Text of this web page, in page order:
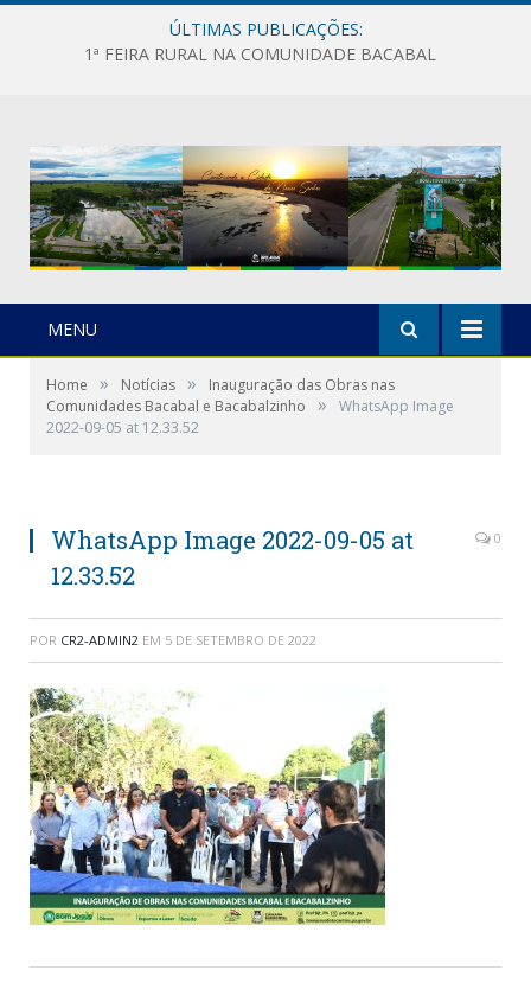
ÚLTIMAS PUBLICAÇÕES:
1ª FEIRA RURAL NA COMUNIDADE BACABAL
MENU
Home » Notícias »
Inauguração das Obras nas
Comunidades Bacabal e Bacabalzinho
»
WhatsApp Image
2022-09-05 at 12.33.52
WhatsApp Image 2022-09-05 at
12.33.52
0
POR CR2-ADMIN2 EM 5 DE SETEMBRO DE 2022